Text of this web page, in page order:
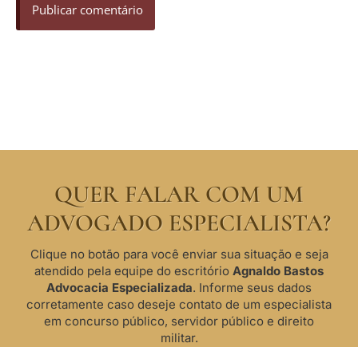
QUER FALAR COM UM
ADVOGADO ESPECIALISTA?
Clique no botão para você enviar sua situação e seja
atendido pela equipe do escritório Agnaldo Bastos
Advocacia Especializada. Informe seus dados
corretamente caso deseje contato de um especialista
em concurso público, servidor público e direito
militar.